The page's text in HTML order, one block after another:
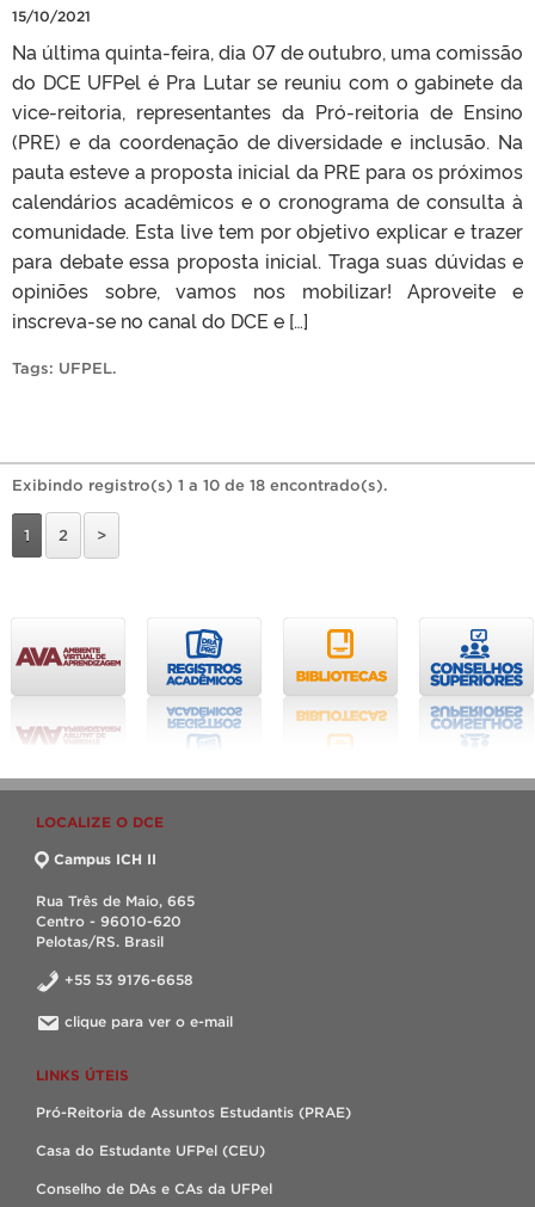
15/10/2021
Na última quinta-feira, dia 07 de outubro, uma comissão
do DCE UFPel é Pra Lutar se reuniu com o gabinete da
vice-reitoria, representantes da Pró-reitoria de Ensino
(PRE) e da coordenação de diversidade e inclusão. Na
pauta esteve a proposta inicial da PRE para os próximos
calendários acadêmicos e o cronograma de consulta à
comunidade. Esta live tem por objetivo explicar e trazer
para debate essa proposta inicial. Traga suas dúvidas e
opiniões sobre, vamos nos mobilizar! Aproveite e
inscreva-se no canal do DCE e […]
Tags: UFPEL.
Exibindo registro(s) 1 a 10 de 18 encontrado(s).
1 2 >
LOCALIZE O DCE
Campus ICH II
Rua Três de Maio, 665
Centro - 96010-620
Pelotas/RS. Brasil
+55 53 9176-6658
clique para ver o e-mail
LINKS ÚTEIS
Pró-Reitoria de Assuntos Estudantis (PRAE)
Casa do Estudante UFPel (CEU)
Conselho de DAs e CAs da UFPel